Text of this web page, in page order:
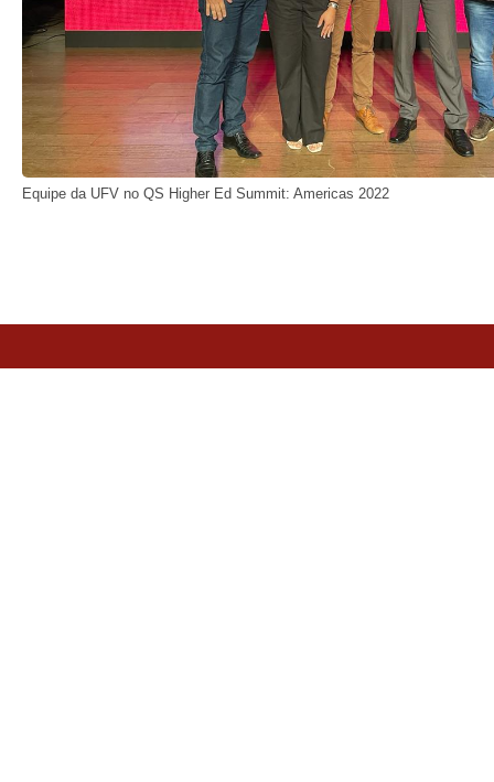
Equipe da UFV no QS Higher Ed Summit: Americas 2022